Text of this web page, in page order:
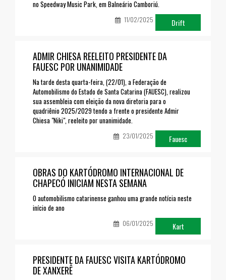
no Speedway Music Park, em Balneário Camboriú.
Drift
11/02/2025
ADMIR CHIESA REELEITO PRESIDENTE DA
FAUESC POR UNANIMIDADE
Na tarde desta quarta-feira, (22/01), a Federação de
Automobilismo do Estado de Santa Catarina (FAUESC), realizou
sua assembleia com eleição da nova diretoria para o
quadriênio 2025/2029 tendo a frente o presidente Admir
Chiesa "Niki", reeleito por unanimidade.
Fauesc
23/01/2025
OBRAS DO KARTÓDROMO INTERNACIONAL DE
CHAPECÓ INICIAM NESTA SEMANA
O automobilismo catarinense ganhou uma grande notícia neste
início de ano
Kart
06/01/2025
PRESIDENTE DA FAUESC VISITA KARTÓDROMO
DE XANXERÊ